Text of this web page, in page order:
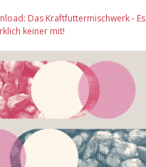
Das Kraftfuttermischwerk - Es
keiner mit!